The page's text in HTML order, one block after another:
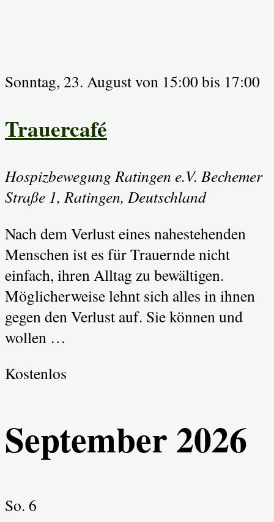
Sonntag, 23. August von 15:00bis 17:00
Trauercafé
Hospizbewegung Ratingen e.V.Bechemer
Straße 1, Ratingen, Deutschland
Nach dem Verlust eines nahestehenden
Menschen ist es für Trauernde nicht
einfach, ihren Alltag zu bewältigen.
Möglicherweise lehnt sich alles in ihnen
gegen den Verlust auf. Sie können und
wollen …
Kostenlos
September 2026
So. 6